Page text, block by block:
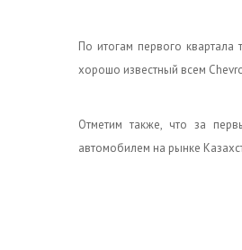
По итогам первого
хорошо известный всем
Отметим также, что за
автомобилем на рынке